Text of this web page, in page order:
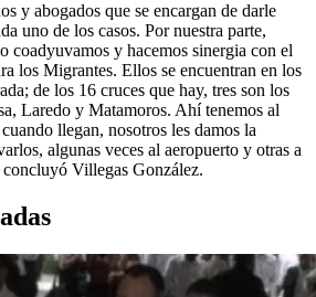
y abogados que se encargan de darle
uno de los casos. Por nuestra parte,
coadyuvamos y hacemos sinergia con el
los Migrantes. Ellos se encuentran en los
de los 16 cruces que hay, tres son los
Laredo y Matamoros. Ahí tenemos al
llegan, nosotros les damos la
algunas veces al aeropuerto y otras a
concluyó Villegas González.